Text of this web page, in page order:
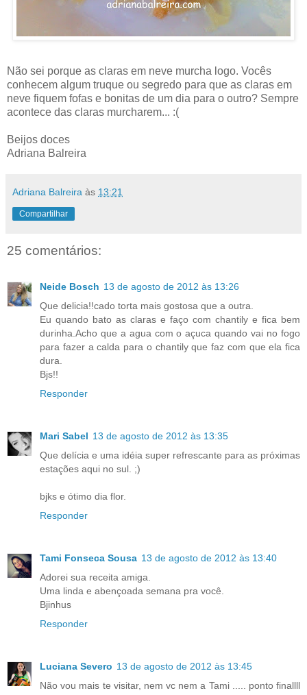
Não sei porque as claras em neve murcha logo. Vocês
conhecem algum truque ou segredo para que as claras em
neve fiquem fofas e bonitas de um dia para o outro? Sempre
acontece das claras murcharem... :(
Beijos doces
Adriana Balreira
Adriana Balreira às 13:21
Compartilhar
25 comentários:
Neide Bosch 13 de agosto de 2012 às 13:26
Que delicia!!cado torta mais gostosa que a outra.
Eu quando bato as claras e faço com chantily e fica bem
durinha.Acho que a agua com o açuca quando vai no fogo
para fazer a calda para o chantily que faz com que ela fica
dura.
Bjs!!
Responder
Mari Sabel 13 de agosto de 2012 às 13:35
Que delícia e uma idéia super refrescante para as próximas
estações aqui no sul. ;)
bjks e ótimo dia flor.
Responder
Tami Fonseca Sousa 13 de agosto de 2012 às 13:40
Adorei sua receita amiga.
Uma linda e abençoada semana pra você.
Bjinhus
Responder
Luciana Severo 13 de agosto de 2012 às 13:45
Não vou mais te visitar, nem vc nem a Tami ..... ponto finallll